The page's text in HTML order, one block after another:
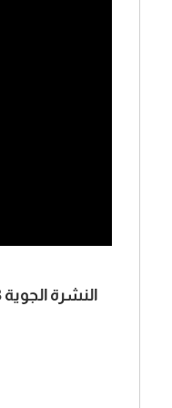
النشرة الجوية 03-07-2026